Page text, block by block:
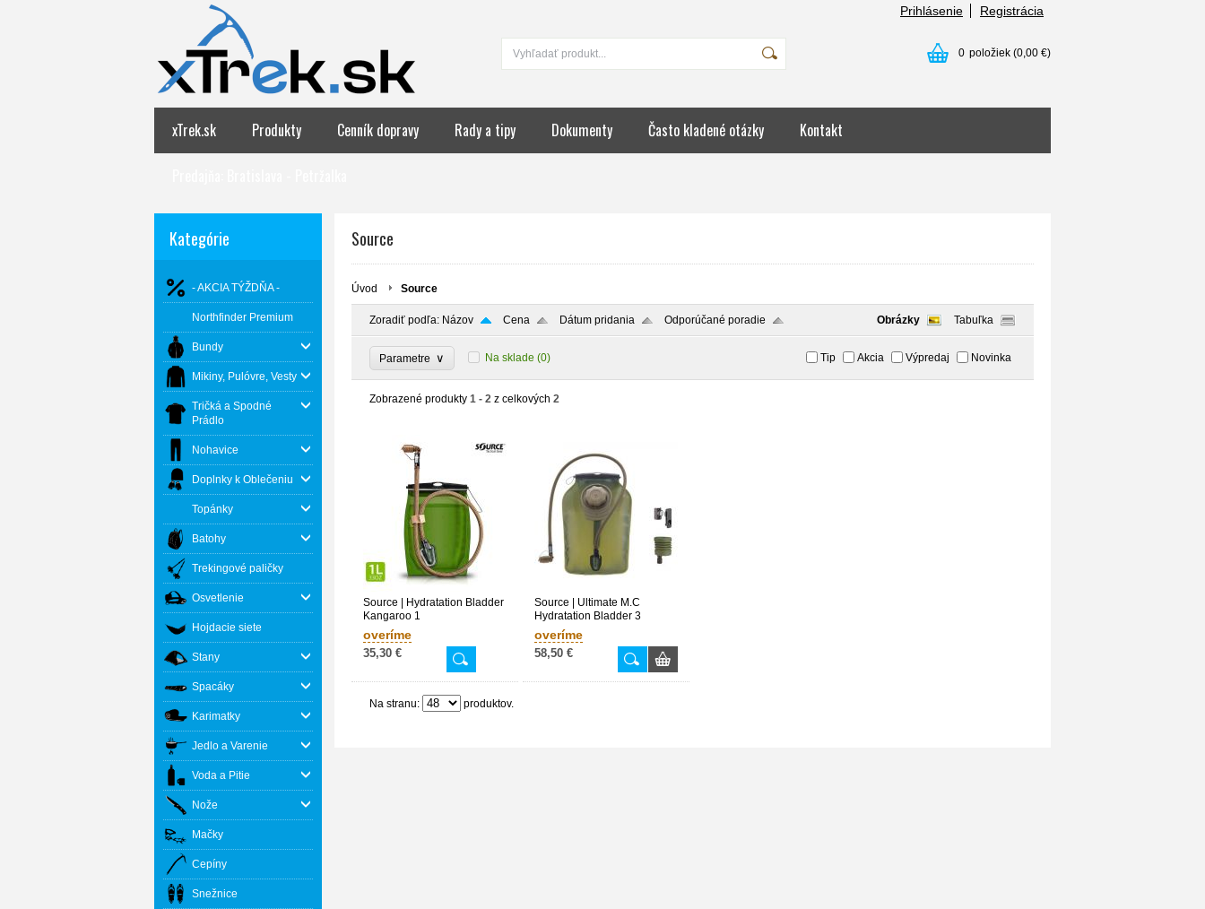
Prihlásenie Registrácia
0 položiek (0,00 €)
xTrek.sk Produkty Cenník dopravy Rady a tipy Dokumenty Často kladené otázky Kontakt
Kategórie
- AKCIA TÝŽDŇA -
Northfinder Premium
Bundy
Mikiny, Pulóvre, Vesty
Tričká a Spodné
Prádlo
Nohavice
Doplnky k Oblečeniu
Topánky
Batohy
Trekingové paličky
Osvetlenie
Hojdacie siete
Stany
Spacáky
Karimatky
Jedlo a Varenie
Voda a Pitie
Nože
Mačky
Cepíny
Snežnice
Source
Úvod Source
Zoradiť podľa: Názov Cena Dátum pridania Odporúčané poradie Obrázky Tabuľka
Parametre ∨ Na sklade (0) Tip Akcia Výpredaj Novinka
Zobrazené produkty 1 - 2 z celkových 2
Source | Hydratation Bladder
Kangaroo 1
overíme
35,30 €
Source | Ultimate M.C
Hydratation Bladder 3
overíme
58,50 €
Na stranu: produktov.